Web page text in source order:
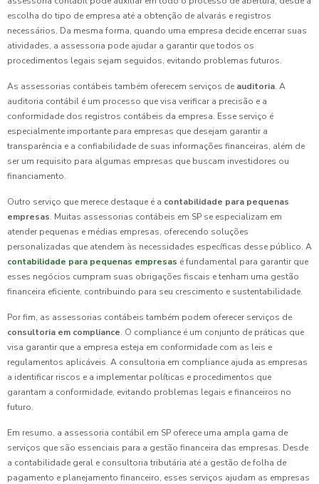
escolha do tipo de empresa até a obtenção de alvarás e registros
necessários. Da mesma forma, quando uma empresa decide encerrar suas
atividades, a assessoria pode ajudar a garantir que todos os
procedimentos legais sejam seguidos, evitando problemas futuros.
As assessorias contábeis também oferecem serviços de auditoria. A
auditoria contábil é um processo que visa verificar a precisão e a
conformidade dos registros contábeis da empresa. Esse serviço é
especialmente importante para empresas que desejam garantir a
transparência e a confiabilidade de suas informações financeiras, além de
ser um requisito para algumas empresas que buscam investidores ou
financiamento.
Outro serviço que merece destaque é a contabilidade para pequenas
empresas. Muitas assessorias contábeis em SP se especializam em
atender pequenas e médias empresas, oferecendo soluções
personalizadas que atendem às necessidades específicas desse público. A
contabilidade para pequenas empresas é fundamental para garantir que
esses negócios cumpram suas obrigações fiscais e tenham uma gestão
financeira eficiente, contribuindo para seu crescimento e sustentabilidade.
Por fim, as assessorias contábeis também podem oferecer serviços de
consultoria em compliance. O compliance é um conjunto de práticas que
visa garantir que a empresa esteja em conformidade com as leis e
regulamentos aplicáveis. A consultoria em compliance ajuda as empresas
a identificar riscos e a implementar políticas e procedimentos que
garantam a conformidade, evitando problemas legais e financeiros no
futuro.
Em resumo, a assessoria contábil em SP oferece uma ampla gama de
serviços que são essenciais para a gestão financeira das empresas. Desde
a contabilidade geral e consultoria tributária até a gestão de folha de
pagamento e planejamento financeiro, esses serviços ajudam as empresas